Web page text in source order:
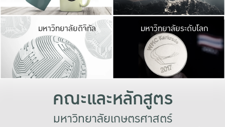
มหาวิทยาลัยดิจิทัล มหาวิ
เปลี่ยนแปลง แล
เพื่อทำง
ระบบสารสนเทศ
มหาวิทยาลัยระดับโลก
คณะและหลักสูตร
มหาวิทยาลัยเกษตรศาสตร์